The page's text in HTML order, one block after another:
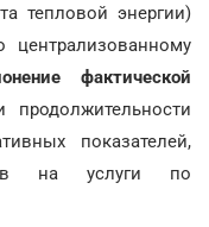
тепловой энергии)
фактической
продолжительности
показателей,
на услуги по